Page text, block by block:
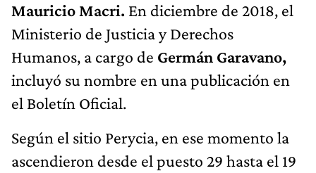
Mauricio Macri. En diciembre de 2018, el
Ministerio de Justicia y Derechos
Humanos, a cargo de Germán Garavano,
incluyó su nombre en una publicación en
el Boletín Oficial.
Según el sitio Perycia, en ese momento la
ascendieron desde el puesto 29 hasta el 19